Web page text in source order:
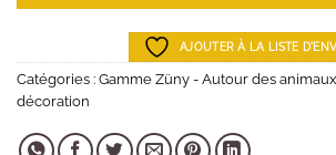
AJOUTER À LA LISTE
Catégories : Gamme Züny - Autour des animaux
décoration